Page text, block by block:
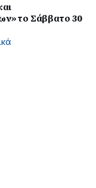
το Σάββατο 30